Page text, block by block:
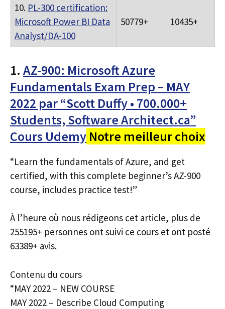
10. PL-300 certification:
Microsoft Power BI Data
Analyst/DA-100
50779+ 10435+
1. AZ-900: Microsoft Azure
Fundamentals Exam Prep – MAY
2022 par “Scott Duffy • 700.000+
Students, Software Architect.ca”
Cours Udemy Notre meilleur choix
“Learn the fundamentals of Azure, and get
certified, with this complete beginner’s AZ-900
course, includes practice test!”
À l’heure où nous rédigeons cet article, plus de
255195+ personnes ont suivi ce cours et ont posté
63389+ avis.
Contenu du cours
“MAY 2022 – NEW COURSE
MAY 2022 – Describe Cloud Computing